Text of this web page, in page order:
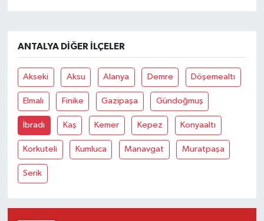
ANTALYA DIĞER İLÇELER
Akseki Aksu Alanya Demre Döşemealtı
Elmalı Finike Gazipaşa Gündoğmuş
İbradı Kaş Kemer Kepez Konyaaltı
Korkuteli Kumluca Manavgat Muratpaşa
Serik